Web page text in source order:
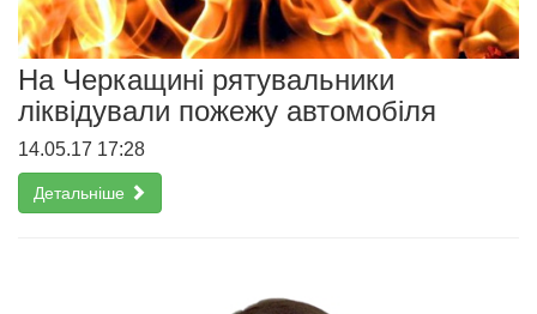
На Черкащині рятувальники
ліквідували пожежу автомобіля
14.05.17 17:28
Детальніше